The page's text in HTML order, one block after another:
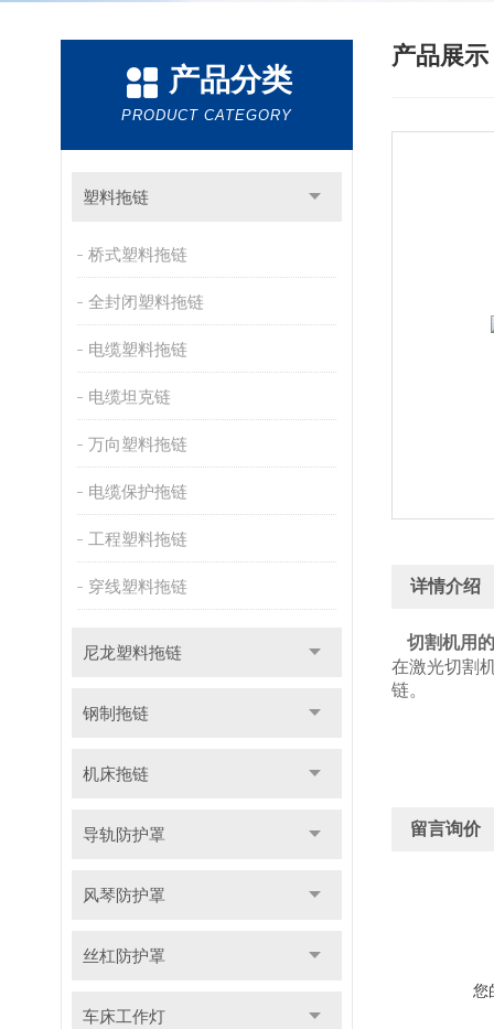
产品分类
PRODUCT CATEGORY
塑料拖链
桥式塑料拖链
全封闭塑料拖链
电缆塑料拖链
电缆坦克链
万向塑料拖链
电缆保护拖链
工程塑料拖链
穿线塑料拖链
尼龙塑料拖链
钢制拖链
机床拖链
导轨防护罩
风琴防护罩
丝杠防护罩
车床工作灯
产品展示
详情介绍
切割机用
在激光切割
链。
留言询价
您